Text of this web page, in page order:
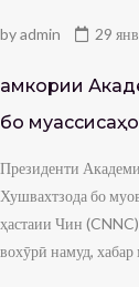
byadmin 29
Ҳамкории
бо
Президенти
Хушвахтзода бо
ҳастаии Чин
вохӯрӣ намуд,